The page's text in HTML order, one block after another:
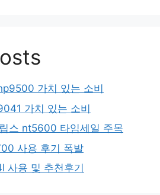
가치 있는 소비
가치 있는 소비
스 nt5600 타임세일 주목
사용 후기 폭발
사용 및 추천후기